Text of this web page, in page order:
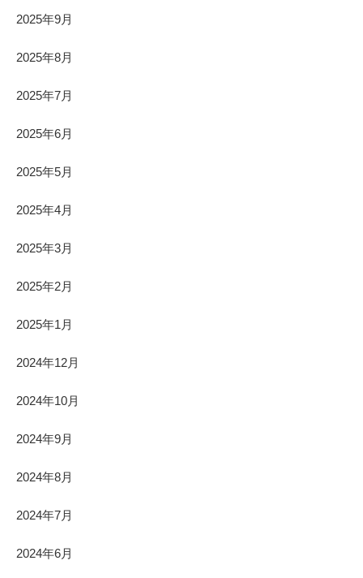
2025年9月
2025年8月
2025年7月
2025年6月
2025年5月
2025年4月
2025年3月
2025年2月
2025年1月
2024年12月
2024年10月
2024年9月
2024年8月
2024年7月
2024年6月